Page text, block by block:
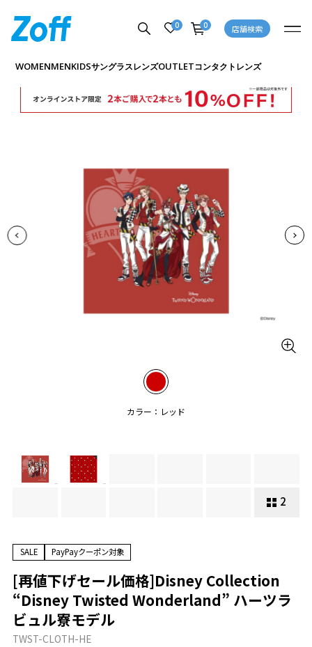
0 0 店舗検索
WOMENMENKIDSサングラスレンズOUTLETコンタクトレンズ
カラー：レッド
2
商品詳細ページへ
SALE PayPayクーポン対象
[再値下げセール価格]Disney Collection
“Disney Twisted Wonderland” ハーツラ
ビュル寮モデル
TWST-CLOTH-HE